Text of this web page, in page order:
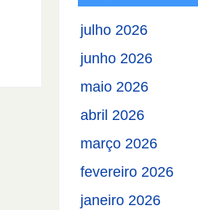
julho 2026
junho 2026
maio 2026
abril 2026
março 2026
fevereiro 2026
janeiro 2026